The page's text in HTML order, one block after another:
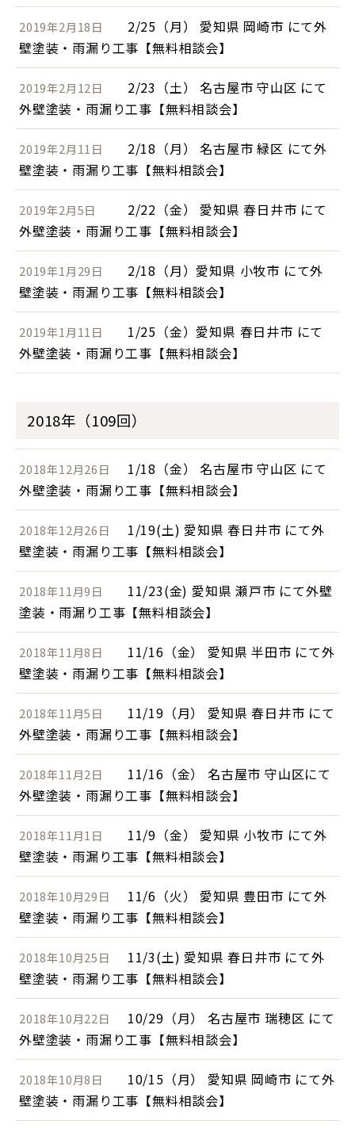
2019年2月18日
2/25（月） 愛知県 岡崎市 にて外
壁塗装・雨漏り工事【無料相談会】
2019年2月12日
2/23（土） 名古屋市 守山区 にて
外壁塗装・雨漏り工事【無料相談会】
2019年2月11日
2/18（月） 名古屋市 緑区 にて外
壁塗装・雨漏り工事【無料相談会】
2019年2月5日
2/22（金） 愛知県 春日井市 にて
外壁塗装・雨漏り工事【無料相談会】
2019年1月29日
2/18（月）愛知県 小牧市 にて外
壁塗装・雨漏り工事【無料相談会】
2019年1月11日
1/25（金）愛知県 春日井市 にて
外壁塗装・雨漏り工事【無料相談会】
2018年（109回）
2018年12月26日
1/18（金） 名古屋市 守山区 にて
外壁塗装・雨漏り工事【無料相談会】
2018年12月26日
1/19(土) 愛知県 春日井市 にて外
壁塗装・雨漏り工事【無料相談会】
2018年11月9日
11/23(金) 愛知県 瀬戸市 にて外壁
塗装・雨漏り工事【無料相談会】
2018年11月8日
11/16（金） 愛知県 半田市 にて外
壁塗装・雨漏り工事【無料相談会】
2018年11月5日
11/19（月） 愛知県 春日井市 にて
外壁塗装・雨漏り工事【無料相談会】
2018年11月2日
11/16（金） 名古屋市 守山区にて
外壁塗装・雨漏り工事【無料相談会】
2018年11月1日
11/9（金） 愛知県 小牧市 にて外
壁塗装・雨漏り工事【無料相談会】
2018年10月29日
11/6（火） 愛知県 豊田市 にて外
壁塗装・雨漏り工事【無料相談会】
2018年10月25日
11/3(土) 愛知県 春日井市 にて外
壁塗装・雨漏り工事【無料相談会】
2018年10月22日
10/29（月） 名古屋市 瑞穂区 にて
外壁塗装・雨漏り工事【無料相談会】
2018年10月8日
10/15（月） 愛知県 岡崎市 にて外
壁塗装・雨漏り工事【無料相談会】